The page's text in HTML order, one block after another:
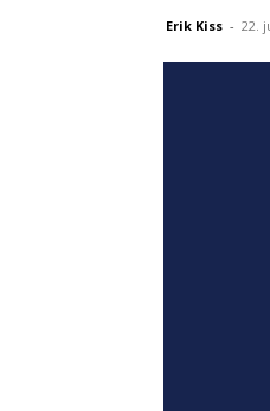
Erik Kiss - 22.